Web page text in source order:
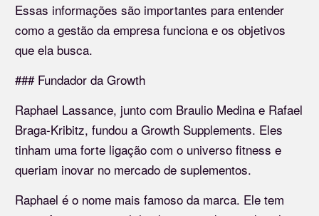
Essas informações são importantes para entender
como a gestão da empresa funciona e os objetivos
que ela busca.
### Fundador da Growth
Raphael Lassance, junto com Braulio Medina e Rafael
Braga-Kribitz, fundou a Growth Supplements. Eles
tinham uma forte ligação com o universo fitness e
queriam inovar no mercado de suplementos.
Raphael é o nome mais famoso da marca. Ele tem